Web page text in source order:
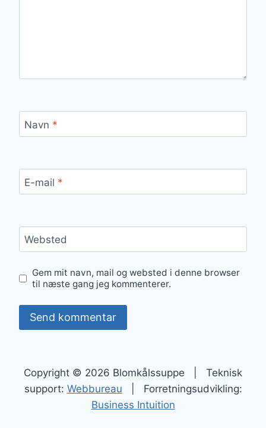
Navn *
E-mail *
Websted
Gem mit navn, mail og websted i denne browser
til næste gang jeg kommenterer.
Copyright © 2026 Blomkålssuppe | Teknisk
support: Webbureau | Forretningsudvikling:
Business Intuition